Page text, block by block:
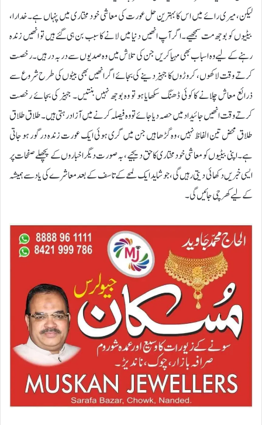
لیکن، میری رائے میں اس کا بہترین حل عورت کی معاشی خود مختاری میں پنہاں ہے۔ خدارا،
بیٹیوں کو بوجھ مت سمجھیے۔ اگر آپ انھیں دنیا میں لانے کا سبب بن ہی گئے ہیں تو انھیں زندہ
رہنے کے لیے وہ اسباب بھی مہیا کریں جن کی تلاش میں وہ صدیوں سے در بہ در ہیں۔ رخصت
کرتے وقت لاکھوں، کروڑوں کا جہیز دینے کی بجائے اگر انھیں بھی بیٹوں کی طرح شروع سے
ذرائع معاش چلانے کا کوئی ڈھنگ سکھایا ہو تو وہ بوجھ نہیں بنتیں۔ جہیز کی بجائے رخصت
کرتے وقت انھیں جائیداد میں حصہ دیا جائے تو وہ فیصلہ کرنے میں آزاد رہتی ہیں۔ طلاق طلاق
طلاق محض تین الفاظ نہیں، وہ گڑھا ہیں جن میں گری ہوئی ایک عورت زندہ درگور ہو جاتی
ہے۔اپنی بیٹیوں کو معاشی خود مختاری کا حق دیجیے، بہ صورت دیگر اخباروں کے پچھلے صفحات پر
ایسی خبریں دکھائی دیتی رہیں گی، جو شاید ایک لمحے کے تاسف کے بعد معاشرے کی یاد سے ہمیشہ
کے لیے کھرچی جائیں گی۔